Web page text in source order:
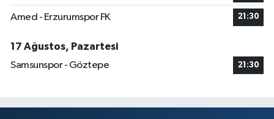
Amed - Erzurumspor FK 21:30
17 Ağustos, Pazartesi
Samsunspor - Göztepe
21:30